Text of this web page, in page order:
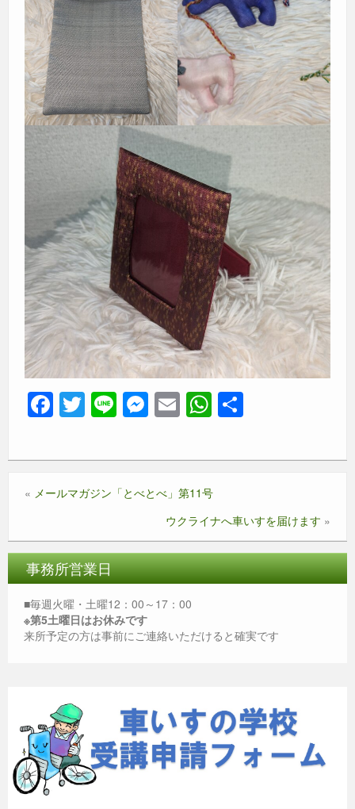
F
c
e
b
o
o
k
T
tt
er
Li
e
M
ss
e
n
g
er
E
ail
W
at
A
p
p
« メールマガジン「とべとべ」第11号
ウクライナへ車いすを届けます »
事務所営業日
■毎週火曜・土曜12：00～17：00
※第5土曜日はお休みです
来所予定の方は事前にご連絡いただけると確実です